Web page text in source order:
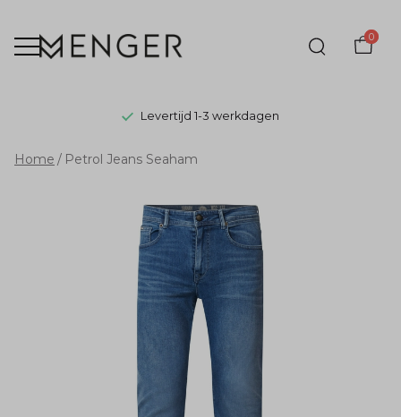
0
Levertijd 1-3 werkdagen
Petrol
Seaham
Menger
Home Petrol Jeans Seaham